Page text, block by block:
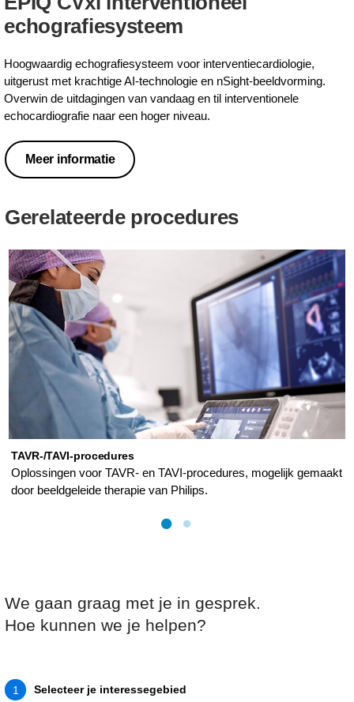
echografiesysteem
Hoogwaardig echografiesysteem voor interventiecardiologie,
uitgerust met krachtige AI-technologie en nSight-beeldvorming.
Overwin de uitdagingen van vandaag en til interventionele
echocardiografie naar een hoger niveau.
Meer informatie
Gerelateerde procedures
TAVR-/TAVI-procedures
Oplossingen voor TAVR- en TAVI-procedures, mogelijk gemaakt
door beeldgeleide therapie van Philips.
We gaan graag met je in gesprek.
Hoe kunnen we je helpen?
1 Selecteer je interessegebied